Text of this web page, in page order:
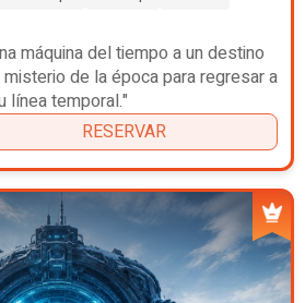
máquina del tiempo a un destino
de la época para regresar a
línea temporal."
RESERVAR